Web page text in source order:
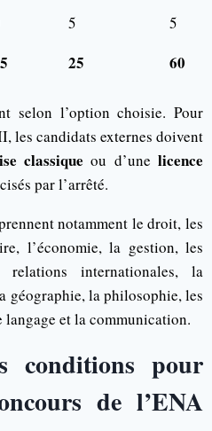
5 5
25 60
selon l’option choisie. Pour
les candidats externes doivent
classique ou d’unelicence
par l’arrêté.
notamment le droit, les
l’économie, la gestion, les
relations internationales, la
géographie, la philosophie, les
et la communication.
conditions pour
de l’ENA